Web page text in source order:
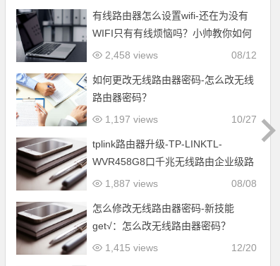
有线路由器怎么设置wifi-还在为没有
WIFI只有有线烦恼吗？小帅教你如何
把笔记本变成无线路由器
08/12
2,458 views
如何更改无线路由器密码-怎么改无线
路由器密码？
10/27
1,197 views
tplink路由器升级-TP-LINKTL-
WVR458G8口千兆无线路由企业级路
由器双wan口路由器訂购电話：
08/08
1,887 views
怎么修改无线路由器密码-新技能
get√：怎么改无线路由器密码？
12/20
1,415 views